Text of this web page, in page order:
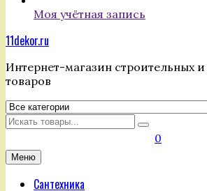
Моя учётная запись
11dekor.ru
Интернет-магазин строительных
товаров
Искать
0
Меню
Сантехника